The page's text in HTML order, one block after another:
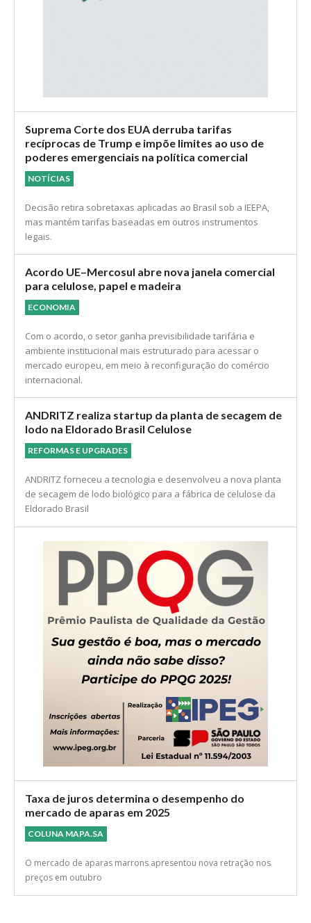
Suprema Corte dos EUA derruba tarifas
recíprocas de Trump e impõe limites ao uso de
poderes emergenciais na política comercial
NOTÍCIAS
Decisão retira sobretaxas aplicadas ao Brasil sob a IEEPA,
mas mantém tarifas baseadas em outros instrumentos
legais.
Acordo UE–Mercosul abre nova janela comercial
para celulose, papel e madeira
ECONOMIA
Com o acordo, o setor ganha previsibilidade tarifária e
ambiente institucional mais estruturado para acessar o
mercado europeu, em meio à reconfiguração do comércio
internacional.
ANDRITZ realiza startup da planta de secagem de
lodo na Eldorado Brasil Celulose
REFORMAS E UPGRADES
ANDRITZ forneceu a tecnologia e desenvolveu a nova planta
de secagem de lodo biológico para a fábrica de celulose da
Eldorado Brasil
Taxa de juros determina o desempenho do
mercado de aparas em 2025
COLUNA MAPA.SA
O mercado de aparas marrons apresentou nova retração nos
preços em outubro